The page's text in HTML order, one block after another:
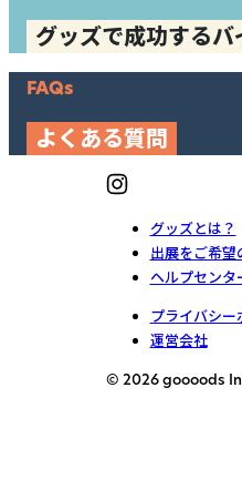
グッズで成功するバ
FAQs
よくある質問
グッズとは？
出展をご希望
ヘルプセンタ
プライバシー
運営会社
© 2026 goooods